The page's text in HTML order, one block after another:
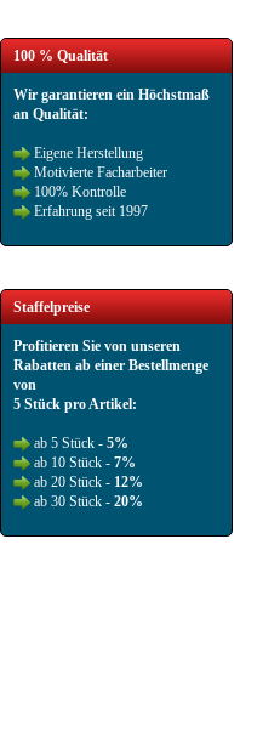
100 % Qualität
Wir garantieren ein Höchstmaß
an Qualität:
Eigene Herstellung
Motivierte Facharbeiter
100% Kontrolle
Erfahrung seit 1997
Staffelpreise
Profitieren Sie von unseren
Rabatten ab einer Bestellmenge
von
5 Stück pro Artikel:
ab 5 Stück - 5%
ab 10 Stück - 7%
ab 20 Stück - 12%
ab 30 Stück - 20%